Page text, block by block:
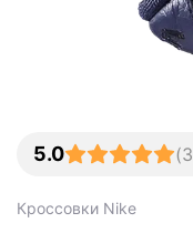
5.0 (3
Кроссовки Nike